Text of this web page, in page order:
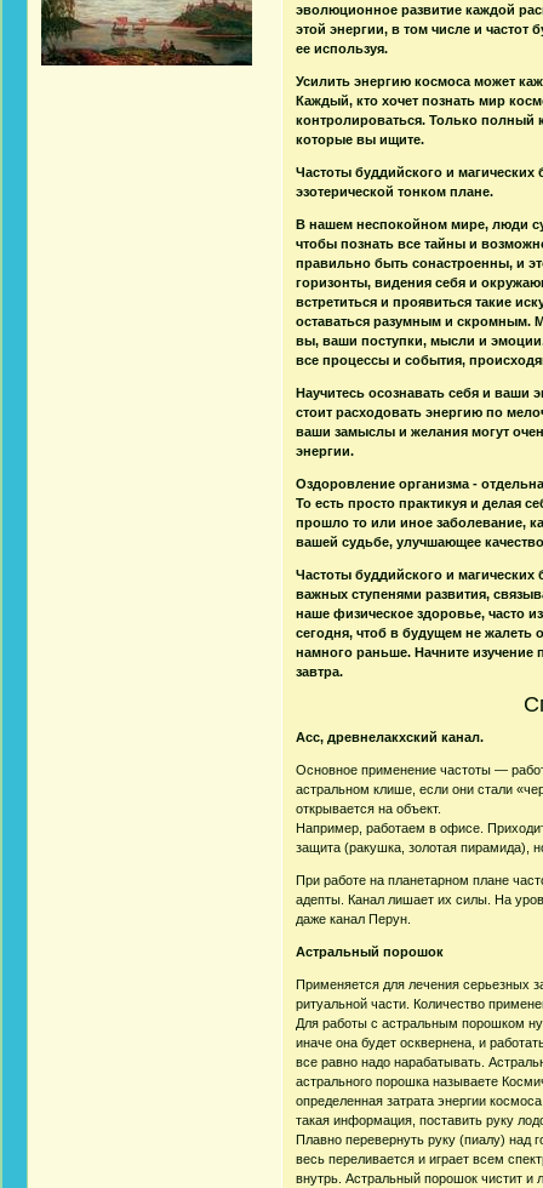
эволюционное развитие каждой
этой энергии, в том числе и частот
ее используя.
Усилить энергию космоса может
Каждый, кто хочет познать мир
контролироваться. Только полный
которые вы ищите.
Частоты буддийского и
эзотерической тонком плане.
В нашем неспокойном мире, люди
чтобы познать все тайны и
правильно быть сонастроенны, и
горизонты, видения себя и
встретиться и проявиться такие
оставаться разумным и скромным.
вы, ваши поступки, мысли и
все процессы и события,
Научитесь осознавать себя и ваши
стоит расходовать энергию по
ваши замыслы и желания могут
энергии.
Оздоровление организма -
То есть просто практикуя и делая
прошло то или иное заболевание,
вашей судьбе, улучшающее
Частоты буддийского и
важных ступенями развития,
наше физическое здоровье, часто
сегодня, чтоб в будущем не
намного раньше. Начните изучение
завтра.
Асс, древнелакхский канал.
Основное применение частоты —
астральном клише, если они стали
открывается на объект.
Например, работаем в офисе.
защита (ракушка, золотая пирамида),
При работе на планетарном плане
адепты. Канал лишает их силы. На
даже канал Перун.
Астральный порошок
Применяется для лечения серьезных
ритуальной части. Количество
Для работы с астральным порошком
иначе она будет осквернена, и
все равно надо нарабатывать.
астрального порошка называете
определенная затрата энергии
такая информация, поставить руку
Плавно перевернуть руку (пиалу) над
весь переливается и играет всем
внутрь. Астральный порошок чистит и